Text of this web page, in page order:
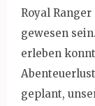
Royal
gewesen
erleben
geplant,